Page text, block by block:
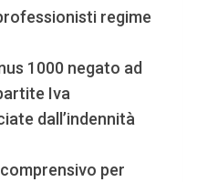
regime
1000 negato ad
Iva
dall’indennità
per